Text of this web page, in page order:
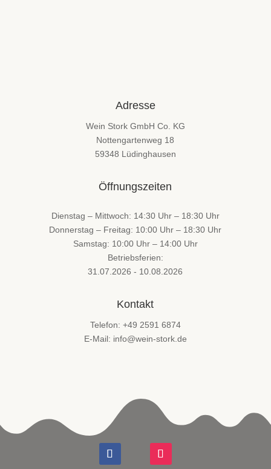
Adresse
Wein Stork GmbH Co. KG
Nottengartenweg 18
59348 Lüdinghausen
Öffnungszeiten
Dienstag – Mittwoch: 14:30 Uhr – 18:30 Uhr
Donnerstag – Freitag: 10:00 Uhr – 18:30 Uhr
Samstag: 10:00 Uhr – 14:00 Uhr
Betriebsferien:
31.07.2026 - 10.08.2026
Kontakt
Telefon: +49 2591 6874
E-Mail: info@wein-stork.de